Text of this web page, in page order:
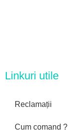
Linkuri utile
Reclamații
Cum comand ?